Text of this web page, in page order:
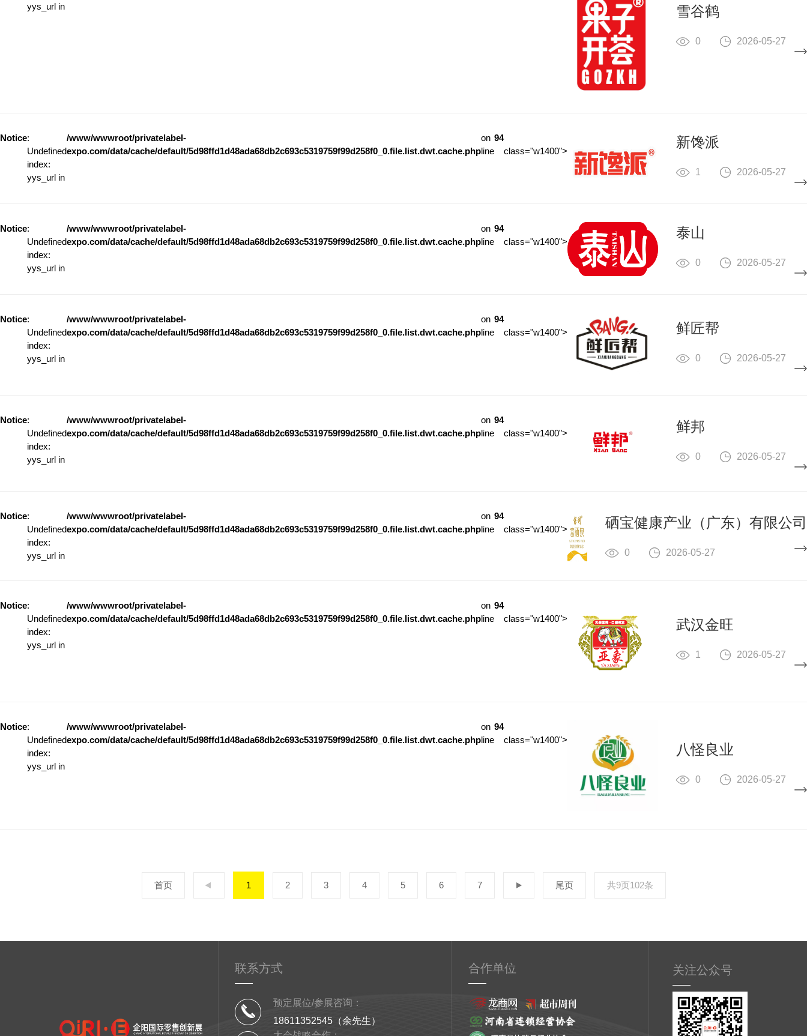
yys_url in
雪谷鹤
0 2026-05-27
Notice:
Undefined
index:
yys_url in
/www/wwwroot/privatelabel-
expo.com/data/cache/default/5d98ffd1d48ada68db2c693c5319759f99d258f0_0.file.list.dwt.cache.php
on
line
94
class="w1400">
新馋派
1 2026-05-27
Notice:
Undefined
index:
yys_url in
/www/wwwroot/privatelabel-
expo.com/data/cache/default/5d98ffd1d48ada68db2c693c5319759f99d258f0_0.file.list.dwt.cache.php
on
line
94
class="w1400">
泰山
0 2026-05-27
Notice:
Undefined
index:
yys_url in
/www/wwwroot/privatelabel-
expo.com/data/cache/default/5d98ffd1d48ada68db2c693c5319759f99d258f0_0.file.list.dwt.cache.php
on
line
94
class="w1400">
鲜匠帮
0 2026-05-27
Notice:
Undefined
index:
yys_url in
/www/wwwroot/privatelabel-
expo.com/data/cache/default/5d98ffd1d48ada68db2c693c5319759f99d258f0_0.file.list.dwt.cache.php
on
line
94
class="w1400">
鲜邦
0 2026-05-27
Notice:
Undefined
index:
yys_url in
/www/wwwroot/privatelabel-
expo.com/data/cache/default/5d98ffd1d48ada68db2c693c5319759f99d258f0_0.file.list.dwt.cache.php
on
line
94
class="w1400">
硒宝健康产业（广东）有限公司
0 2026-05-27
Notice:
Undefined
index:
yys_url in
/www/wwwroot/privatelabel-
expo.com/data/cache/default/5d98ffd1d48ada68db2c693c5319759f99d258f0_0.file.list.dwt.cache.php
on
line
94
class="w1400">
武汉金旺
1 2026-05-27
Notice:
Undefined
index:
yys_url in
/www/wwwroot/privatelabel-
expo.com/data/cache/default/5d98ffd1d48ada68db2c693c5319759f99d258f0_0.file.list.dwt.cache.php
on
line
94
class="w1400">
八怪良业
0 2026-05-27
首页 1 2 3 4 5 6 7 尾页 共9页102条
联系方式
预定展位/参展咨询：
18611352545（余先生）
合作单位 关注公众号